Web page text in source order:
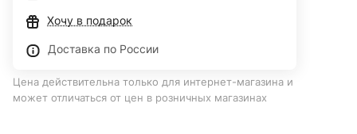
Хочу в подарок
Доставка по России
Цена действительна только для интернет-магазина и
может отличаться от цен в розничных магазинах